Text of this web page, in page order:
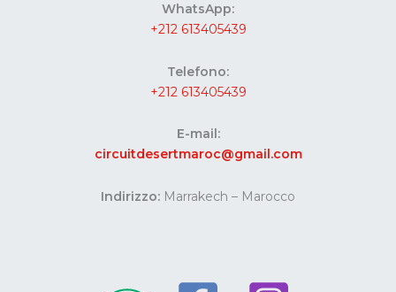
WhatsApp:
+212 613405439
Telefono:
+212 613405439
E-mail:
circuitdesertmaroc@gmail.com
Indirizzo: Marrakech – Marocco